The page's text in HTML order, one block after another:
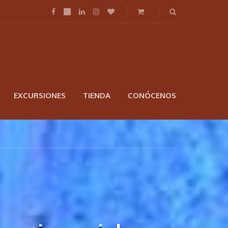
EXCURSIONES TIENDA CONÓCENOS